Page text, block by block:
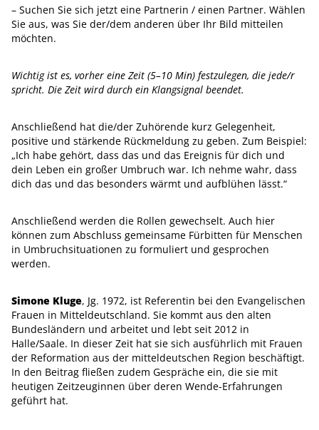
– Suchen Sie sich jetzt eine Partnerin / einen Partner. Wählen
Sie aus, was Sie der/dem anderen über Ihr Bild mitteilen
möchten.
Wichtig ist es, vorher eine Zeit (5–10 Min) festzulegen, die jede/r
spricht. Die Zeit wird durch ein Klangsignal beendet.
Anschließend hat die/der Zuhörende kurz Gelegenheit,
positive und stärkende Rückmeldung zu geben. Zum Beispiel:
„Ich habe gehört, dass das und das Ereignis für dich und
dein Leben ein großer Umbruch war. Ich nehme wahr, dass
dich das und das besonders wärmt und aufblühen lässt.“
Anschließend werden die Rollen gewechselt. Auch hier
können zum Abschluss gemeinsame Fürbitten für Menschen
in Umbruchsituationen zu formuliert und gesprochen
werden.
Simone Kluge, Jg. 1972, ist Referentin bei den Evangelischen
Frauen in Mitteldeutschland. Sie kommt aus den alten
Bundesländern und arbeitet und lebt seit 2012 in
Halle/Saale. In dieser Zeit hat sie sich ausführlich mit Frauen
der Reformation aus der mitteldeutschen Region beschäftigt.
In den Beitrag fließen zudem Gespräche ein, die sie mit
heutigen Zeitzeuginnen über deren Wende-Erfahrungen
geführt hat.